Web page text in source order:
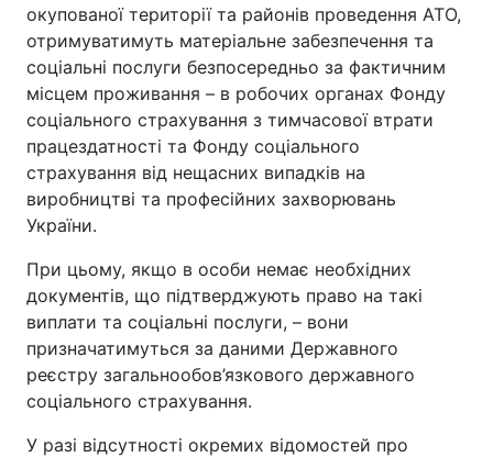
окупованої території та районів проведення АТО,
отримуватимуть матеріальне забезпечення та
соціальні послуги безпосередньо за фактичним
місцем проживання – в робочих органах Фонду
соціального страхування з тимчасової втрати
працездатності та Фонду соціального
страхування від нещасних випадків на
виробництві та професійних захворювань
України.
При цьому, якщо в особи немає необхідних
документів, що підтверджують право на такі
виплати та соціальні послуги, – вони
призначатимуться за даними Державного
реєстру загальнообов’язкового державного
соціального страхування.
У разі відсутності окремих відомостей про